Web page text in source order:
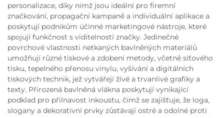
personalizace, díky nimž jsou ideální pro firemní
značkování, propagační kampaně a individuální aplikace a
poskytují podnikům účinné marketingové nástroje, které
spojují funkčnost s viditelností značky. Jedinečné
povrchové vlastnosti netkaných bavlněných materiálů
umožňují různé tiskové a zdobení metody, včetně síťového
tisku, tepelného přenosu vinylu, vyšívání a digitálních
tiskových technik, jež vytvářejí živé a trvanlivé grafiky a
texty. Přirozená bavlněná vlákna poskytují vynikající
podklad pro přilnavost inkoustu, čímž se zajišťuje, že loga,
slogany a dekorativní prvky zůstávají ostré a odolné proti